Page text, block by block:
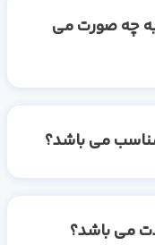
چه صورت می
می باشد؟
می باشد؟